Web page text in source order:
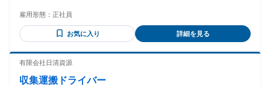
た会社で長く働きたい方車の運転が好きな方真面目にコツコ
ツと仕事に取り組める方社会の役に立つ仕事がしたい方 ※学
歴・経験不問！未経験者歓迎！
雇用形態： 正社員
お気に入り 詳細を見る
有限会社日清資源
収集運搬ドライバー